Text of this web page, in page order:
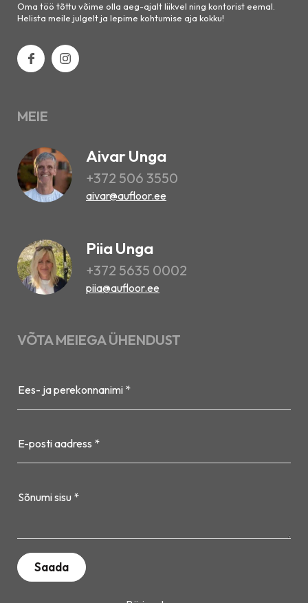
Oma töö tõttu võime olla aeg-ajalt liikvel ning kontorist eemal.
Helista meile julgelt ja lepime kohtumise aja kokku!
MEIE
Aivar Unga
+372 506 3550
aivar@aufloor.ee
Piia Unga
+372 5635 0002
piia@aufloor.ee
VÕTA MEIEGA ÜHENDUST
Ees- ja perekonnanimi *
E-posti aadress *
Sõnumi sisu *